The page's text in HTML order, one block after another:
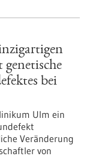
bei
Ulm ein
Veränderung
von